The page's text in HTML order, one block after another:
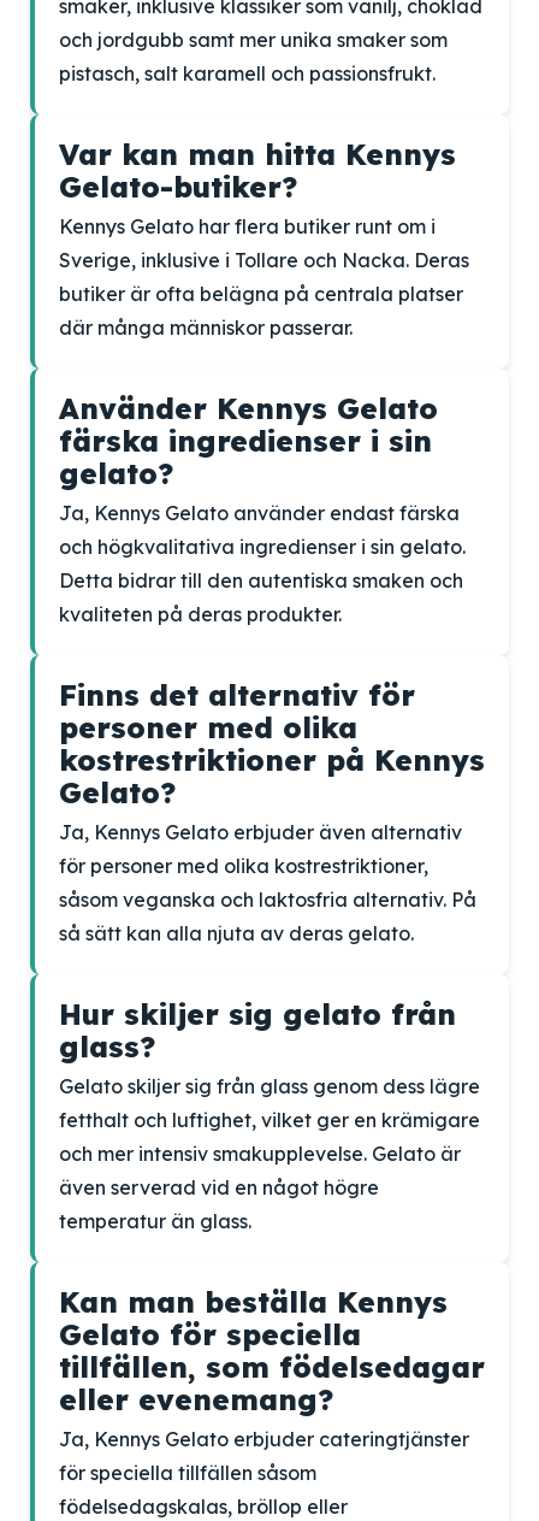
smaker, inklusive klassiker som vanilj, choklad
och jordgubb samt mer unika smaker som
pistasch, salt karamell och passionsfrukt.
Var kan man hitta Kennys
Gelato-butiker?
Kennys Gelato har flera butiker runt om i
Sverige, inklusive i Tollare och Nacka. Deras
butiker är ofta belägna på centrala platser
där många människor passerar.
Använder Kennys Gelato
färska ingredienser i sin
gelato?
Ja, Kennys Gelato använder endast färska
och högkvalitativa ingredienser i sin gelato.
Detta bidrar till den autentiska smaken och
kvaliteten på deras produkter.
Finns det alternativ för
personer med olika
kostrestriktioner på Kennys
Gelato?
Ja, Kennys Gelato erbjuder även alternativ
för personer med olika kostrestriktioner,
såsom veganska och laktosfria alternativ. På
så sätt kan alla njuta av deras gelato.
Hur skiljer sig gelato från
glass?
Gelato skiljer sig från glass genom dess lägre
fetthalt och luftighet, vilket ger en krämigare
och mer intensiv smakupplevelse. Gelato är
även serverad vid en något högre
temperatur än glass.
Kan man beställa Kennys
Gelato för speciella
tillfällen, som födelsedagar
eller evenemang?
Ja, Kennys Gelato erbjuder cateringtjänster
för speciella tillfällen såsom
födelsedagskalas, bröllop eller